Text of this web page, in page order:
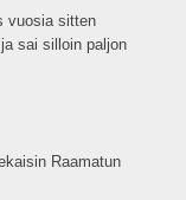
vuosia sitten
sai silloin paljon
Raamatun